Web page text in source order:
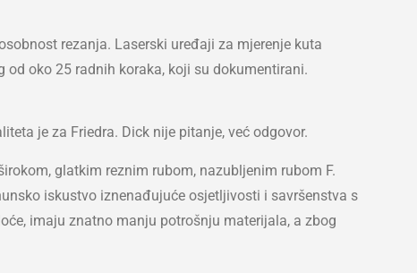
rezanja. Laserski uređaji za mjerenje kuta
oko 25 radnih koraka, koji su dokumentirani.
je za Friedra. Dick nije pitanje, već odgovor.
glatkim reznim rubom, nazubljenim rubom F.
iskustvo iznenađujuće osjetljivosti i savršenstva s
imaju znatno manju potrošnju materijala, a zbog